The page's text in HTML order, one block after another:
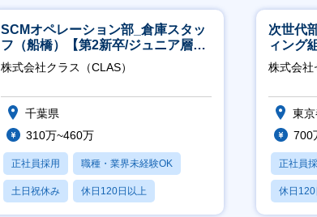
SCMオペレーション部_倉庫スタッ
フ（船橋）【第2新卒/ジュニア層歓
迎】
株式会社クラス（CLAS）
千葉県
310万~460万
正社員採用 職種・業界未経験OK
土日祝休み 休日120日以上
次世代
ィング
株式会社
東
700
正社員
休日120